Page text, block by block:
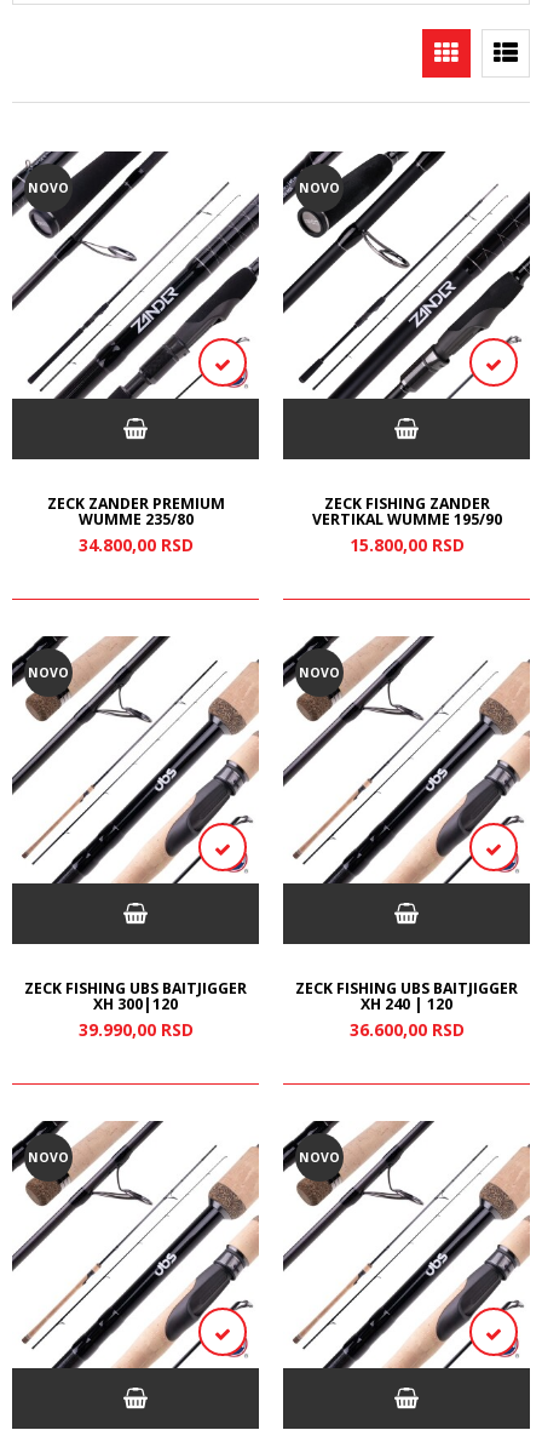
NOVO
ZECK ZANDER PREMIUM
WUMME 235/80
34.800,00 RSD
NOVO
ZECK FISHING ZANDER
VERTIKAL WUMME 195/90
15.800,00 RSD
NOVO
ZECK FISHING UBS BAITJIGGER
XH 300|120
39.990,00 RSD
NOVO
ZECK FISHING UBS BAITJIGGER
XH 240 | 120
36.600,00 RSD
NOVO NOVO